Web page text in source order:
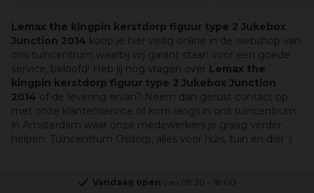
Lemax the kingpin kerstdorp figuur type 2 Jukebox
Junction 2014 koop je hier veilig online in de webshop van
ons tuincentrum waarbij wij garant staan voor een goede
service, beloofd! Heb jij nog vragen over Lemax the
kingpin kerstdorp figuur type 2 Jukebox Junction
2014 of de levering ervan? Neem dan gerust contact op
met onze klantenservice of kom langs in ons tuincentrum
in Amsterdam waar onze medewerkers je graag verder
helpen. Tuincentrum Osdorp, alles voor huis, tuin en dier :)
Vandaag open van 09:30 18:00